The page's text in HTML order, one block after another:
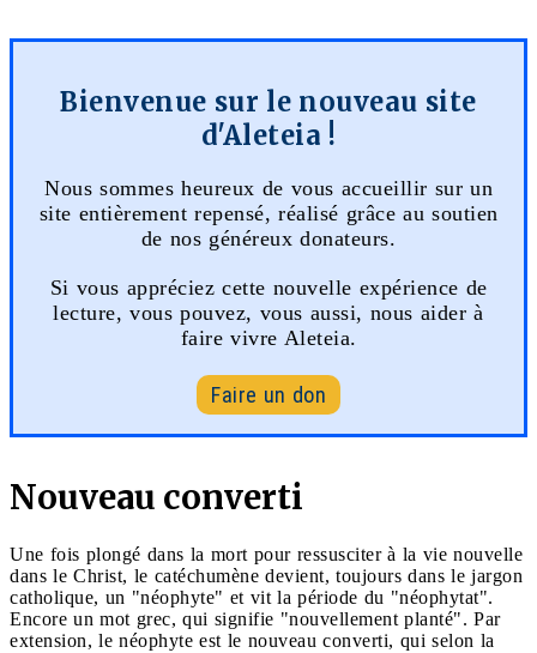
Bienvenue sur le nouveau site
d'Aleteia !
Nous sommes heureux de vous accueillir sur un
site entièrement repensé, réalisé grâce au soutien
de nos généreux donateurs.
Si vous appréciez cette nouvelle expérience de
lecture, vous pouvez, vous aussi, nous aider à
faire vivre Aleteia.
Faire un don
Nouveau converti
Une fois plongé dans la mort pour ressusciter à la vie nouvelle
dans le Christ, le catéchumène devient, toujours dans le jargon
catholique, un "néophyte" et vit la période du "néophytat".
Encore un mot grec, qui signifie "nouvellement planté". Par
extension, le néophyte est le nouveau converti, qui selon la